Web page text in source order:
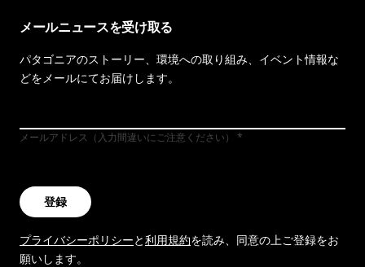
メールニュースを受け取る
パタゴニアのストーリー、環境への取り組み、イベント情報な
どをメールにてお届けします。
メールアドレス（入力間違いにご注意ください）
登録
プライバシーポリシーと利用規約を読み、同意の上ご登録をお
願いします。